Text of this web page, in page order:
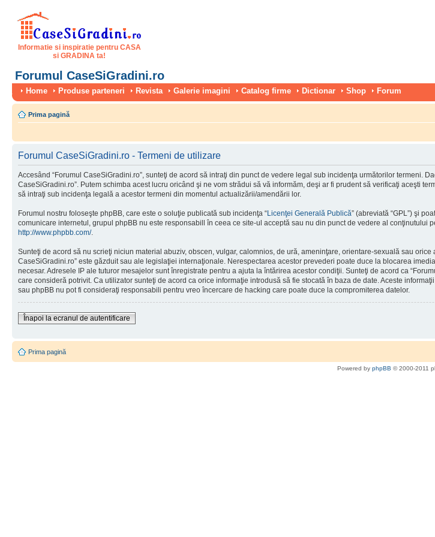
Informatie si inspiratie pentru CASA
si GRADINA ta!
Forumul CaseSiGradini.ro
Home Produse parteneri Revista Galerie imagini Catalog firme Dictionar Shop Forum
Prima pagină
Forumul CaseSiGradini.ro - Termeni de utilizare
Accesând “Forumul CaseSiGradini.ro”, sunteţi de acord să intraţi din punct de vedere legal sub incidenţa următorilor termeni.
CaseSiGradini.ro”. Putem schimba acest lucru oricând şi ne vom strădui să vă informăm, deşi ar fi prudent să verificaţi aceşti
să intraţi sub incidenţa legală a acestor termeni din momentul actualizării/amendării lor.
Forumul nostru foloseşte phpBB, care este o soluţie publicată sub incidenţa “Licenţei Generală Publică” (abreviată “GPL”) şi
comunicare internetul, grupul phpBB nu este responsabill în ceea ce site-ul acceptă sau nu din punct de vedere al conţinutului
http://www.phpbb.com/.
Sunteţi de acord să nu scrieţi niciun material abuziv, obscen, vulgar, calomnios, de ură, ameninţare, orientare-sexuală sau
CaseSiGradini.ro” este găzduit sau ale legislaţiei internaţionale. Nerespectarea acestor prevederi poate duce la blocarea
necesar. Adresele IP ale tuturor mesajelor sunt înregistrate pentru a ajuta la întărirea acestor condiţii. Sunteţi de acord ca
care consideră potrivit. Ca utilizator sunteţi de acord ca orice informaţie introdusă să fie stocată în baza de date. Aceste
sau phpBB nu pot fi consideraţi responsabili pentru vreo încercare de hacking care poate duce la compromiterea datelor.
Înapoi la ecranul de autentificare
Prima pagină
Powered by phpBB © 2000-2011